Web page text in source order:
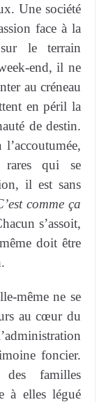
Une société
face à la
le terrain
end, il ne
au créneau
en péril la
de destin.
qui se
il est sans
comme ça
s’assoit,
doit être
même ne se
au cœur du
foncier.
familles
à elles légué